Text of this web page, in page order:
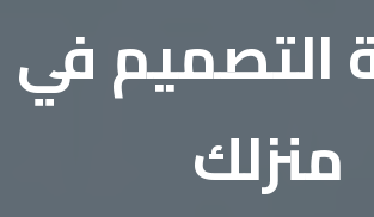
التصميم في
منزلك